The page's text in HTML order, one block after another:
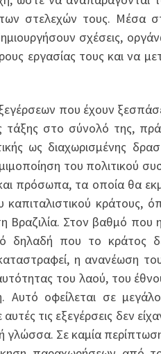
των στελεχών τους. Μέσα
σχέσεις,
εργασίας τους και να
που έχουν
τάξης στο σύνολό της,
ως διαχωρισμένης
του πολιτικού
πρόσωπα, τα οποία θα
κράτους,
Στον βαθμό που η
δηλαδή που το κράτος
η ανανέωση
του λαού, του
Αυτό οφείλεται σε
τις εξεγέρσεις δεν
γλώσσα. Σε καμία